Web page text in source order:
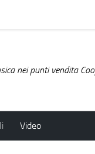
nei punti vendita
Video